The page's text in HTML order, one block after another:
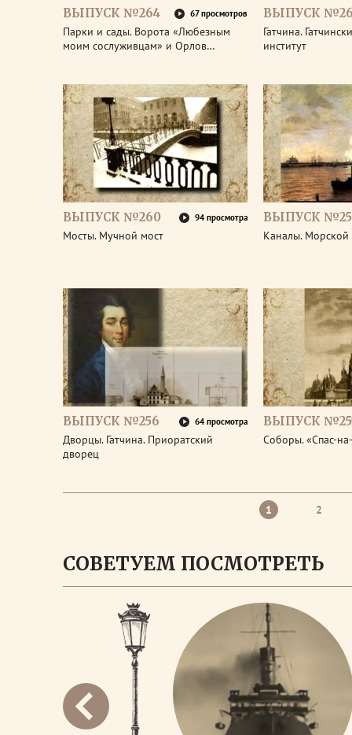
ВЫПУСК №264 67 просмотров
Парки и сады. Ворота «Любезным
моим сослуживцам» и Орлов…
ВЫПУСК
Гатчина.
институт
ВЫПУСК №260 94 просмотра
Мосты. Мучной мост
ВЫПУСК
Каналы. Морской
ВЫПУСК №256 64 просмотра
Дворцы. Гатчина. Приоратский
дворец
ВЫПУСК
Соборы. «Спас-
1 2
СОВЕТУЕМ ПОСМОТРЕТЬ